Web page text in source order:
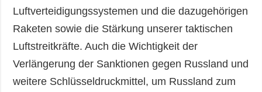
Luftverteidigungssystemen und die dazugehörigen
Raketen sowie die Stärkung unserer taktischen
Luftstreitkräfte. Auch die Wichtigkeit der
Verlängerung der Sanktionen gegen Russland und
weitere Schlüsseldruckmittel, um Russland zum